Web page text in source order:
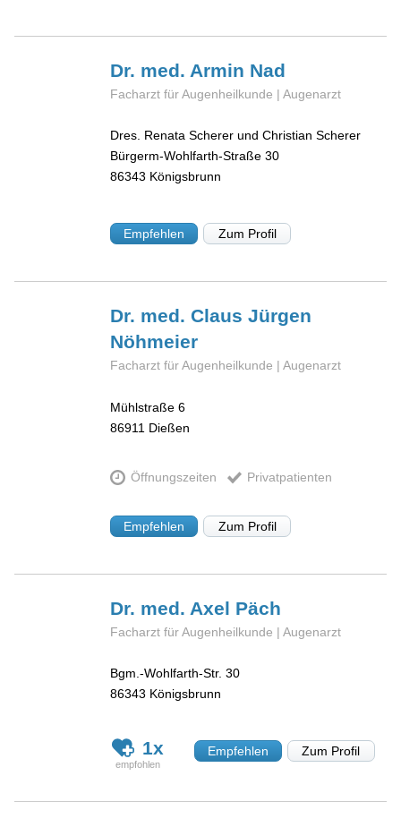
Dr. med. Armin Nad
Facharzt für Augenheilkunde | Augenarzt
Dres. Renata Scherer und Christian Scherer
Bürgerm-Wohlfarth-Straße 30
86343 Königsbrunn
Empfehlen Zum Profil
Dr. med. Claus Jürgen
Nöhmeier
Facharzt für Augenheilkunde | Augenarzt
Mühlstraße 6
86911 Dießen
Öffnungszeiten Privatpatienten
Empfehlen Zum Profil
Dr. med. Axel Päch
Facharzt für Augenheilkunde | Augenarzt
Bgm.-Wohlfarth-Str. 30
86343 Königsbrunn
1x Empfehlen Zum Profil